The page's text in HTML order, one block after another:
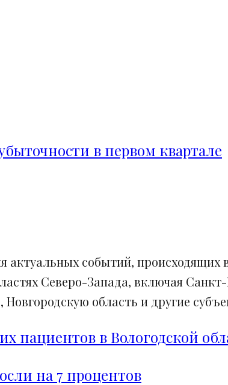
в первом квартале
актуальных событий, происходящих
Северо-Запада, включая
область и другие
пациентов в Вологодской
на 7 процентов